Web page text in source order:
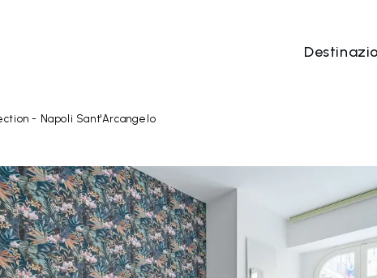
- Napoli Sant'Arcangelo
08 ago→